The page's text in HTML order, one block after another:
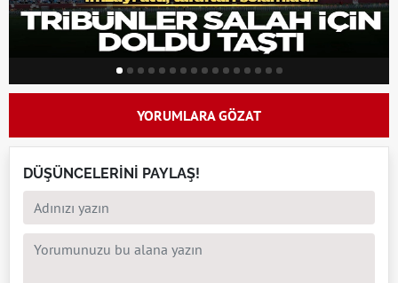
YORUMLARA GÖZAT
DÜŞÜNCELERİNİ PAYLAŞ!